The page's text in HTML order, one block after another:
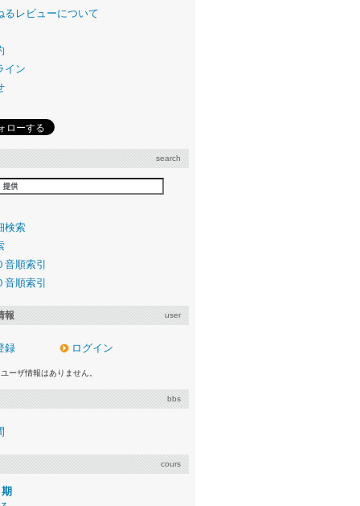
るレビューについて
イン
search
検索
順索引
順索引
報 user
録 ログイン
ーザ情報はありません。
bbs
cours